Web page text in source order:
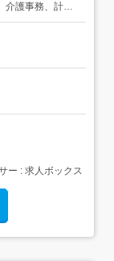
介護事務、計画
業務 給与・手当
免許いずれか
ー : 求人ボックス